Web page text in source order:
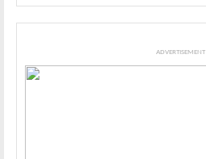
ADVERTISEMENT